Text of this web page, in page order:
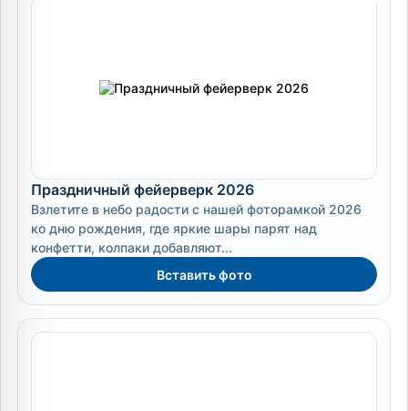
Праздничный фейерверк 2026
Взлетите в небо радости с нашей фоторамкой 2026
ко дню рождения, где яркие шары парят над
конфетти, колпаки добавляют...
Вставить фото